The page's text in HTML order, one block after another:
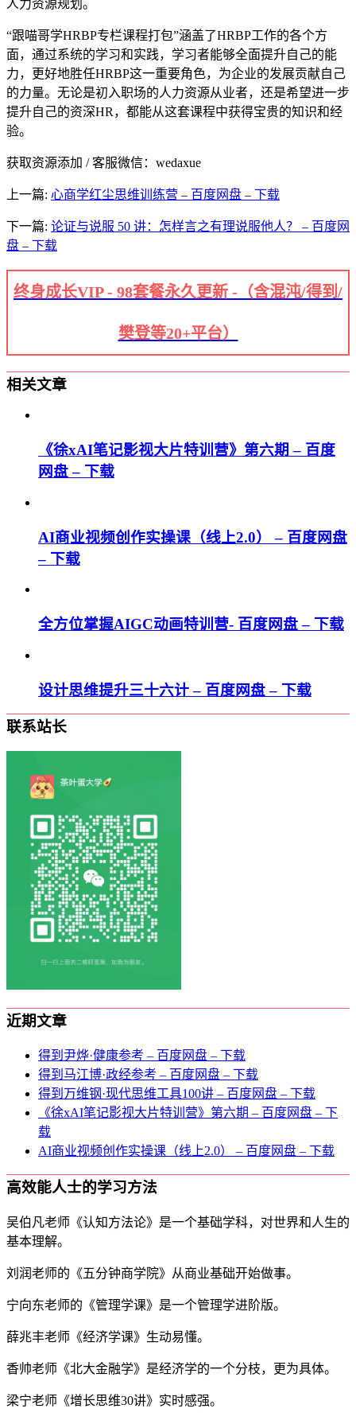
人力资源规划。
“跟喵哥学HRBP专栏课程打包”涵盖了HRBP工作的各个方
面，通过系统的学习和实践，学习者能够全面提升自己的能
力，更好地胜任HRBP这一重要角色，为企业的发展贡献自己
的力量。无论是初入职场的人力资源从业者，还是希望进一步
提升自己的资深HR，都能从这套课程中获得宝贵的知识和经
验。
获取资源添加 / 客服微信：wedaxue
上一篇: 心商学红尘思维训练营 – 百度网盘 – 下载
下一篇: 论证与说服 50 讲：怎样言之有理说服他人？ – 百度网
盘 – 下载
终身成长VIP - 98套餐永久更新 -（含混沌/得到/
樊登等20+平台）
相关文章
《徐xAI笔记影视大片特训营》第六期 – 百度
网盘 – 下载
AI商业视频创作实操课（线上2.0） – 百度网盘
– 下载
全方位掌握AIGC动画特训营- 百度网盘 – 下载
设计思维提升三十六计 – 百度网盘 – 下载
联系站长
近期文章
得到尹烨·健康参考 – 百度网盘 – 下载
得到马江博·政经参考 – 百度网盘 – 下载
得到万维钢·现代思维⼯具100讲 – 百度网盘 – 下载
《徐xAI笔记影视大片特训营》第六期 – 百度网盘 – 下
载
AI商业视频创作实操课（线上2.0） – 百度网盘 – 下载
高效能人士的学习方法
吴伯凡老师《认知方法论》是一个基础学科，对世界和人生的
基本理解。
刘润老师的《五分钟商学院》从商业基础开始做事。
宁向东老师的《管理学课》是一个管理学进阶版。
薛兆丰老师《经济学课》生动易懂。
香帅老师《北大金融学》是经济学的一个分枝，更为具体。
梁宁老师《增长思维30讲》实时感强。